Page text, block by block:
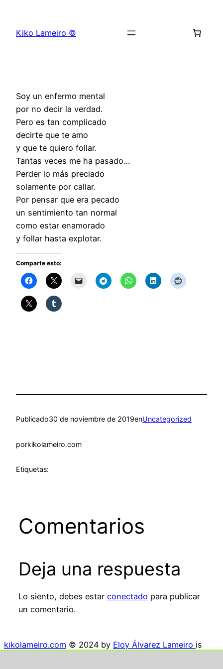
contenido
Kiko Lameiro ©
Soy un enfermo mental
por no decir la verdad.
Pero es tan complicado
decirte que te amo
y que te quiero follar.
Tantas veces me ha pasado…
Perder lo más preciado
solamente por callar.
Por pensar que era pecado
un sentimiento tan normal
como estar enamorado
y follar hasta explotar.
Comparte esto:
Publicado30 de noviembre de 2019enUncategorized
porkikolameiro.com
Etiquetas:
Comentarios
Deja una respuesta
Lo siento, debes estar conectado para publicar
un comentario.
kikolameiro.com © 2024 by Eloy Álvarez Lameiro is